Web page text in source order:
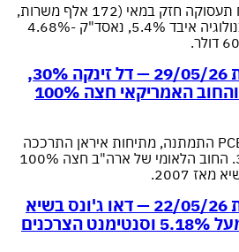
וול סטריט בירידות לאחר דוח תעסוקה חזק במאי (172 אלף משרות,
אבטלה 4.3%). סקטור הטכנולוגיה איבד 5.4%, נאסד"ק -4.68%
סקירה פיננסית שבועית 29/05/26 — דל זינקה 30%,
ליבת ה-PCE התמתנה והחוב האמריקאי חצה 100%
וול סטריט בעליות: ליבת ה-PCE התמתנה, מתיחות איראן התרככה
ומניית Dell זינקה מעל 30%. החוב הלאומי של ארה"ב חצה 100%
סקירה פיננסית שבועית 22/05/26 — דאו ג'ונס בשיא
חדש, תשואת ה-30Y מעל 5.18% וסנטימנט הצרכנים